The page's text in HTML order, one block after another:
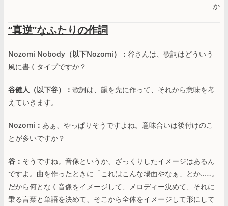
か
“真逆”なふたりの作詞
Nozomi Nobody（以下Nozomi）： 谷さんは、歌詞はどういう
風に書くタイプですか？
谷健人（以下谷）： 歌詞は、韻を先に作って、それから意味を考
えていきます。
Nozomi： あぁ、やっぱりそうですよね。意味合いは後付けのこ
とが多いですか？
谷： そうですね。音像というか、ざっくりしたイメージはあるん
ですよ。曲を作ったときに「これはこんな場面やなぁ」とか……。
だから何となく音像をイメージして、メロディー決めて、それに
乗る言葉と単語を決めて、そこから全体をイメージして形にして